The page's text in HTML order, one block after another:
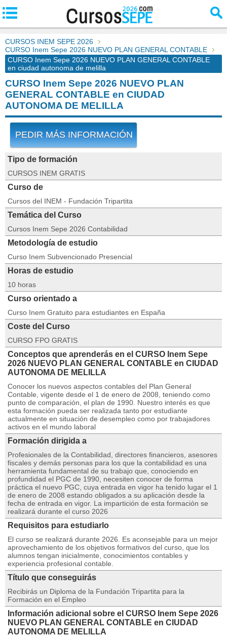
CURSOS INEM SEPE 2026
CURSO Inem Sepe 2026 NUEVO PLAN GENERAL CONTABLE
CURSO Inem Sepe 2026 NUEVO PLAN GENERAL CONTABLE
en ciudad autonoma de melilla
CURSO Inem Sepe 2026 NUEVO PLAN
GENERAL CONTABLE en CIUDAD
AUTONOMA DE MELILLA
PEDIR MÁS INFORMACIÓN
Tipo de formación
CURSOS INEM GRATIS
Curso de
Cursos del INEM - Fundación Tripartita
Temática del Curso
Cursos Inem Sepe 2026 Contabilidad
Metodología de estudio
Curso Inem Subvencionado Presencial
Horas de estudio
10 horas
Curso orientado a
Curso Inem Gratuito para estudiantes en España
Coste del Curso
CURSO FPO GRATIS
Conceptos que aprenderás en el CURSO Inem Sepe
2026 NUEVO PLAN GENERAL CONTABLE en CIUDAD
AUTONOMA DE MELILLA
Conocer los nuevos aspectos contables del Plan General
Contable, vigente desde el 1 de enero de 2008, teniendo como
punto de comparación, el plan de 1990. Nuestro interés es que
esta formación pueda ser realizada tanto por estudiante
actualmente en situación de desempleo como por trabajadores
activos en el mundo laboral
Formación dirigida a
Profesionales de la Contabilidad, directores financieros, asesores
fiscales y demás personas para los que la contabilidad es una
herramienta fundamental de su trabajo que, conociendo en
profundidad el PGC de 1990, necesiten conocer de forma
práctica el nuevo PGC, cuya entrada en vigor ha tenido lugar el 1
de enero de 2008 estando obligados a su aplicación desde la
fecha de entrada en vigor. La impartición de esta formación se
realizará durante el curso 2026
Requisitos para estudiarlo
El curso se realizará durante 2026. Es aconsejable para un mejor
aprovechamiento de los objetivos formativos del curso, que los
alumnos tengan inicialmente, conocimientos contables y
experiencia profesional contable.
Título que conseguirás
Recibirás un Diploma de la Fundación Tripartita para la
Formación en el Empleo
Información adicional sobre el CURSO Inem Sepe 2026
NUEVO PLAN GENERAL CONTABLE en CIUDAD
AUTONOMA DE MELILLA